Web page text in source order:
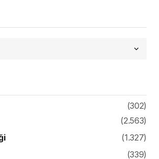
(302)
(2.563)
(1.327)
(339)